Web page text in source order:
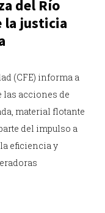
del Río
la justicia
(CFE) informa a
las acciones de
material flotante
del impulso a
eficiencia y